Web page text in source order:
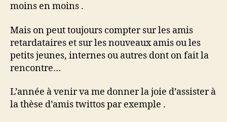
moins en moins .
Mais on peut toujours compter sur les amis
retardataires et sur les nouveaux amis ou les
petits jeunes, internes ou autres dont on fait la
rencontre…
L’année à venir va me donner la joie d’assister à
la thèse d’amis twittos par exemple .